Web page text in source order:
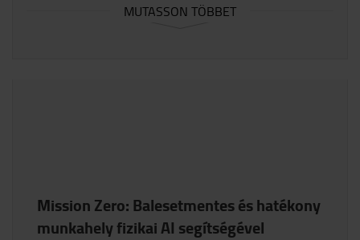
MUTASSON TÖBBET
Mission Zero: Balesetmentes és hatékony
munkahely fizikai AI segítségével